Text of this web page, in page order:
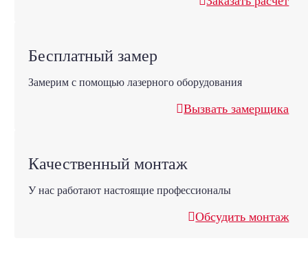
Бесплатный замер
Замерим с помощью лазерного оборудования
Вызвать замерщика
Качественный монтаж
У нас работают настоящие профессионалы
Обсудить монтаж